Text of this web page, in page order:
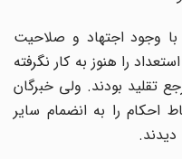
وجود اجتهاد و صلاحیت
را هنوز به‌ کار نگرفته
تقلید بودند. ولی خبرگان
را به انضمام سایر